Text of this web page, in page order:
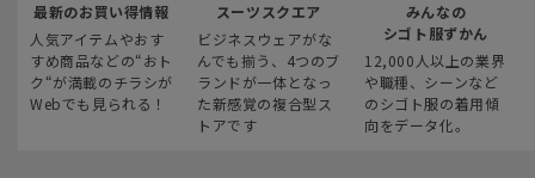
最新のお買い得情報
人気アイテムやおす
すめ商品などの“おト
ク“が満載のチラシが
Webでも見られる！
スーツスクエア
ビジネスウェアがな
んでも揃う、4つのブ
ランドが一体となっ
た新感覚の複合型ス
トアです
みんなの
シゴト服ずかん
12,000人以上の業界
や職種、シーンなど
のシゴト服の着用傾
向をデータ化。